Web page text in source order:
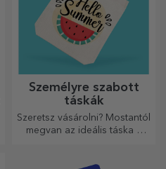
Személyre szabott
táskák
Szeretsz vásárolni? Mostantól
megvan az ideális táska a